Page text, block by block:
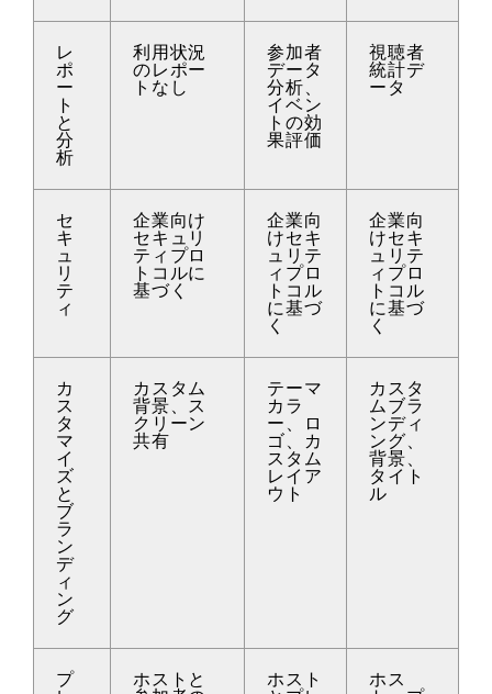
レ
ポ
ー
ト
と
分
析
利用状況
のレポー
トなし
参加者
データ
分析、
イベン
トの効
果評価
視聴者
統計デ
ータ
セ
キ
ュ
リ
テ
ィ
企業向け
セキュリ
ティプロ
トコルに
基づく
企業向
けセキ
ュリテ
ィプロ
トコル
に基づ
く
企業向
けセキ
ュリテ
ィプロ
トコル
に基づ
く
カ
ス
タ
マ
イ
ズ
と
ブ
ラ
ン
デ
ィ
ン
グ
カスタム
背景、ス
クリーン
共有
テーマ
カラ
ー、ロ
ゴ、カ
スタム
レイア
ウト
カスタ
ムブラ
ンディ
ング、
背景、
タイト
ル
プ
ホストと
ホスト
ホス